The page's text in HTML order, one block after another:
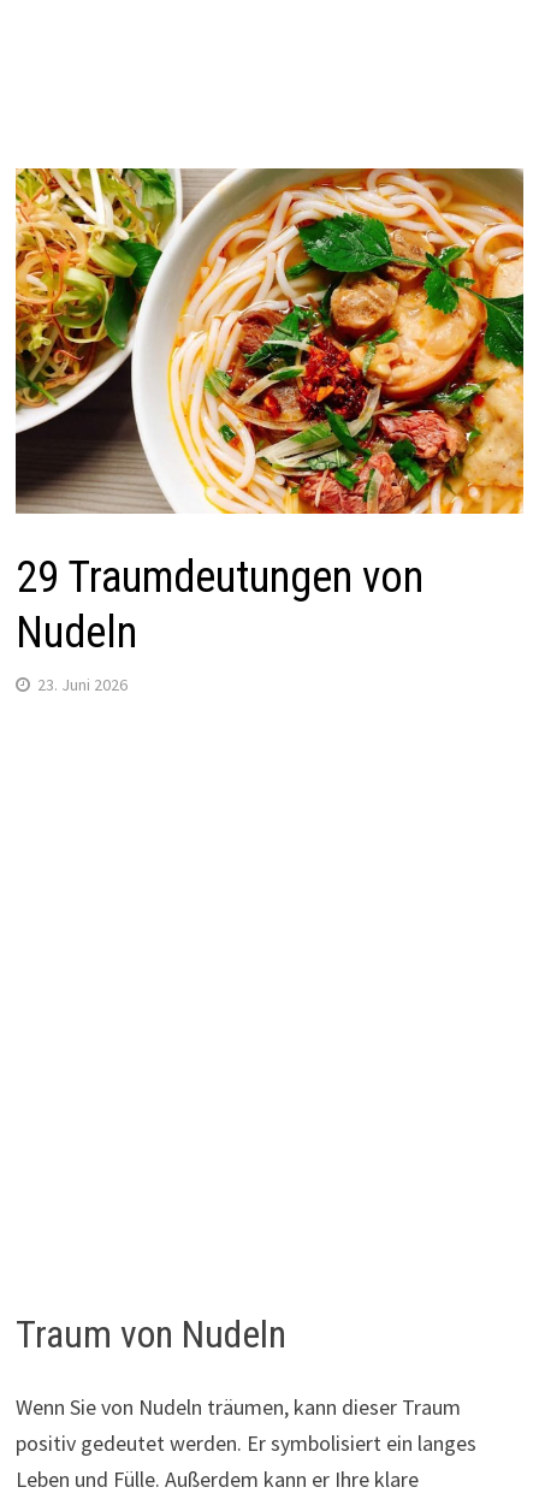
29 Traumdeutungen von
Nudeln
23. Juni 2026
Traum von Nudeln
Wenn Sie von Nudeln träumen, kann dieser Traum
positiv gedeutet werden. Er symbolisiert ein langes
Leben und Fülle. Außerdem kann er Ihre klare